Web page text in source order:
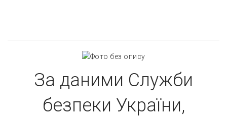
За даними Служби
безпеки України,